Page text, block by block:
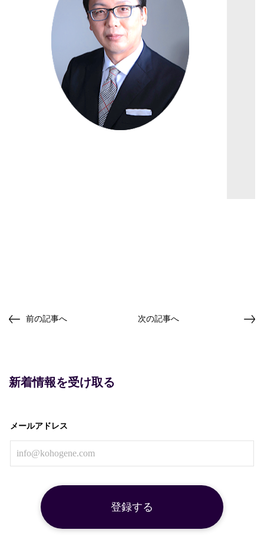
前の記事へ 次の記事へ
新着情報を受け取る
メールアドレス